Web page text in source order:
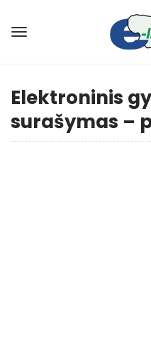
Elektroninis
surašymas –